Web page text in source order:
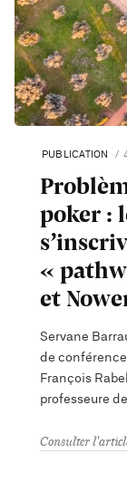
PUBLICATION
poker :
«
et
Servane
de
François
professeure
Consulter